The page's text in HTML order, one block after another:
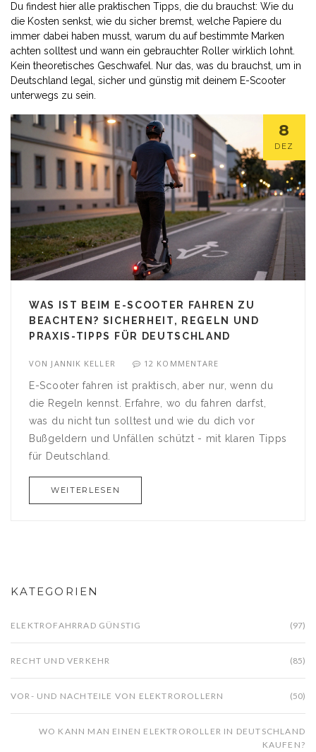
Du findest hier alle praktischen Tipps, die du brauchst: Wie du
die Kosten senkst, wie du sicher bremst, welche Papiere du
immer dabei haben musst, warum du auf bestimmte Marken
achten solltest und wann ein gebrauchter Roller wirklich lohnt.
Kein theoretisches Geschwafel. Nur das, was du brauchst, um in
Deutschland legal, sicher und günstig mit deinem E-Scooter
unterwegs zu sein.
8
DEZ
WAS IST BEIM E-SCOOTER FAHREN ZU
BEACHTEN? SICHERHEIT, REGELN UND
PRAXIS-TIPPS FÜR DEUTSCHLAND
VON JANNIK KELLER 12 KOMMENTARE
E-Scooter fahren ist praktisch, aber nur, wenn du
die Regeln kennst. Erfahre, wo du fahren darfst,
was du nicht tun solltest und wie du dich vor
Bußgeldern und Unfällen schützt - mit klaren Tipps
für Deutschland.
WEITERLESEN
KATEGORIEN
ELEKTROFAHRRAD GÜNSTIG (97)
RECHT UND VERKEHR (85)
VOR- UND NACHTEILE VON ELEKTROROLLERN (50)
WO KANN MAN EINEN ELEKTROROLLER IN DEUTSCHLAND
KAUFEN?